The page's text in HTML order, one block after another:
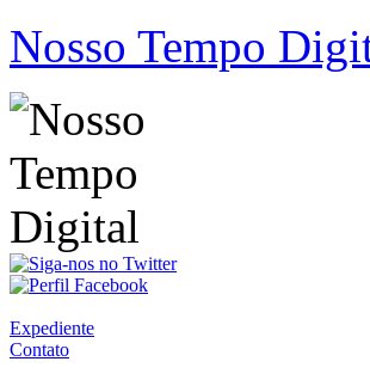
Nosso Tempo
Expediente
Contato